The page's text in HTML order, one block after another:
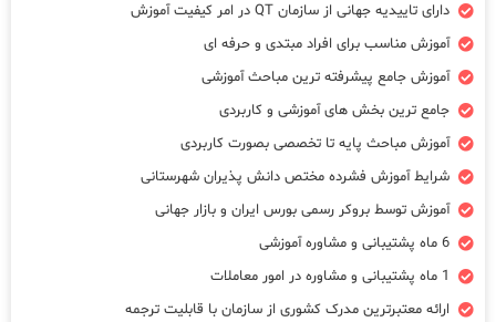
دارای تاییدیه جهانی از سازمان QT در امر کیفیت آموزش
آموزش مناسب برای افراد مبتدی و حرفه ای
آموزش جامع پیشرفته ترین مباحث آموزشی
جامع ترین بخش های آموزشی و کاربردی
آموزش مباحث پایه تا تخصصی بصورت کاربردی
شرایط آموزش فشرده مختص دانش پذیران شهرستانی
آموزش توسط بروکر رسمی بورس ایران و بازار جهانی
6 ماه پشتیبانی و مشاوره آموزشی
1 ماه پشتیبانی و مشاوره در امور معاملات
ارائه معتبرترین مدرک کشوری از سازمان با قابلیت ترجمه